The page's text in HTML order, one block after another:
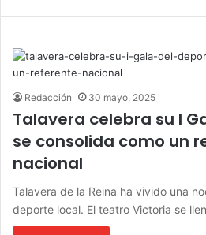
Redacción 30 mayo, 2025
Talavera celebra su I
se consolida como un
nacional
Talavera de la Reina ha vivido una
deporte local. El teatro Victoria se